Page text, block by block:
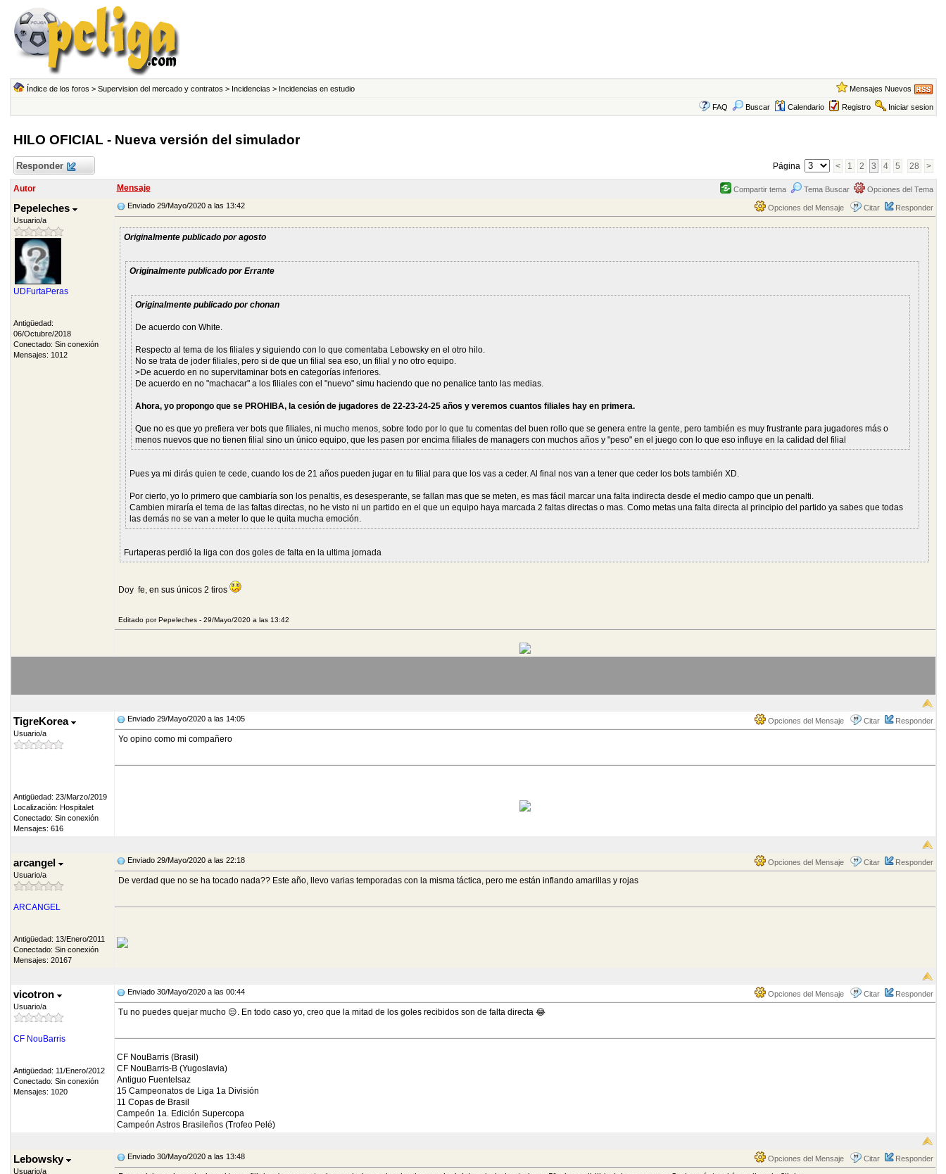
Índice de los foros > Supervision del mercado y contratos > Incidencias > Incidencias en estudio Mensajes Nuevos
FAQ Buscar Calendario Registro Iniciar sesion
HILO OFICIAL - Nueva versión del simulador
Responder Página < 1 2 3 4 5 28 >
Autor Mensaje Compartir tema Tema Buscar Opciones del Tema
Pepeleches
Usuario/a
UDFurtaPeras
Antigüedad:
06/Octubre/2018
Conectado: Sin conexión
Mensajes: 1012
Opciones del Mensaje Citar Responder
Enviado 29/Mayo/2020 a las 13:42
Originalmente publicado por agosto
Originalmente publicado por Errante
Originalmente publicado por chonan
De acuerdo con White.
Respecto al tema de los filiales y siguiendo con lo que comentaba Lebowsky en el otro hilo.
No se trata de joder filiales, pero si de que un filial sea eso, un filial y no otro equipo.
>De acuerdo en no supervitaminar bots en categorías inferiores.
De acuerdo en no "machacar" a los filiales con el "nuevo" simu haciendo que no penalice tanto las medias.
Ahora, yo propongo que se PROHIBA, la cesión de jugadores de 22-23-24-25 años y veremos cuantos filiales hay en primera.
Que no es que yo prefiera ver bots que filiales, ni mucho menos, sobre todo por lo que tu comentas del buen rollo que se genera entre la gente, pero también es muy frustrante para jugadores más o
menos nuevos que no tienen filial sino un único equipo, que les pasen por encima filiales de managers con muchos años y "peso" en el juego con lo que eso influye en la calidad del filial
Pues ya mi dirás quien te cede, cuando los de 21 años pueden jugar en tu filial para que los vas a ceder. Al final nos van a tener que ceder los bots también XD.
Por cierto, yo lo primero que cambiaría son los penaltis, es desesperante, se fallan mas que se meten, es mas fácil marcar una falta indirecta desde el medio campo que un penalti.
Cambien miraría el tema de las faltas directas, no he visto ni un partido en el que un equipo haya marcada 2 faltas directas o mas. Como metas una falta directa al principio del partido ya sabes que todas
las demás no se van a meter lo que le quita mucha emoción.
Furtaperas perdió la liga con dos goles de falta en la ultima jornada
Doy fe, en sus únicos 2 tiros
Editado por Pepeleches - 29/Mayo/2020 a las 13:42
TigreKorea
Usuario/a
Antigüedad: 23/Marzo/2019
Localización: Hospitalet
Conectado: Sin conexión
Mensajes: 616
Opciones del Mensaje Citar Responder
Enviado 29/Mayo/2020 a las 14:05
Yo opino como mi compañero
arcangel
Usuario/a
ARCANGEL
Antigüedad: 13/Enero/2011
Conectado: Sin conexión
Mensajes: 20167
Opciones del Mensaje Citar Responder
Enviado 29/Mayo/2020 a las 22:18
De verdad que no se ha tocado nada?? Este año, llevo varias temporadas con la misma táctica, pero me están inflando amarillas y rojas
vicotron
Usuario/a
CF NouBarris
Antigüedad: 11/Enero/2012
Conectado: Sin conexión
Mensajes: 1020
Opciones del Mensaje Citar Responder
Enviado 30/Mayo/2020 a las 00:44
Tu no puedes quejar mucho 😒. En todo caso yo, creo que la mitad de los goles recibidos son de falta directa 😂
CF NouBarris (Brasil)
CF NouBarris-B (Yugoslavia)
Antiguo Fuentelsaz
15 Campeonatos de Liga 1a División
11 Copas de Brasil
Campeón 1a. Edición Supercopa
Campeón Astros Brasileños (Trofeo Pelé)
Lebowsky
Usuario/a
Opciones del Mensaje Citar Responder
Enviado 30/Mayo/2020 a las 13:48